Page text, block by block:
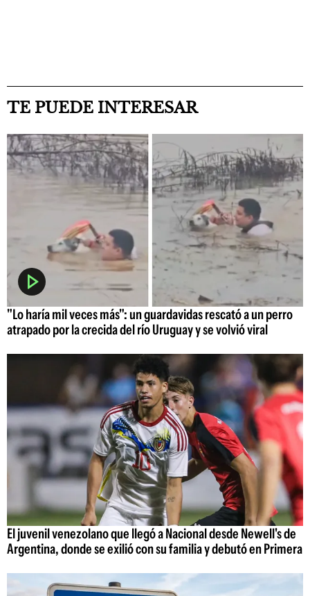
TE PUEDE INTERESAR
"Lo haría mil veces más": un guardavidas rescató a un perro
atrapado por la crecida del río Uruguay y se volvió viral
El juvenil venezolano que llegó a Nacional desde Newell's de
Argentina, donde se exilió con su familia y debutó en Primera